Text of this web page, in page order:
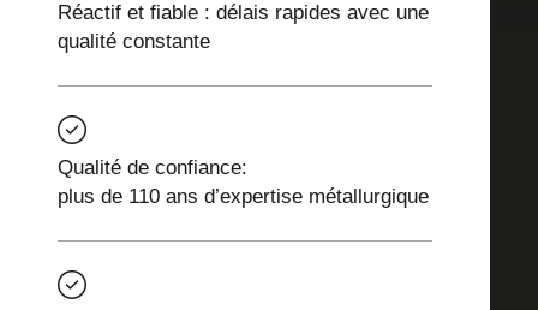
Réactif et fiable : délais rapides avec une
qualité constante
Qualité de confiance:
plus de 110 ans d’expertise métallurgique